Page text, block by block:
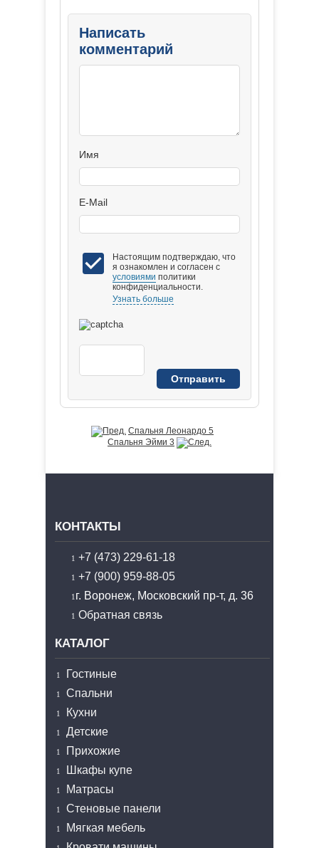
Написать
комментарий
Имя
E-Mail
Настоящим подтверждаю, что
я ознакомлен и согласен с
условиями политики
конфиденциальности.
Узнать больше
Спальня Леонардо 5
Спальня Эйми 3
КОНТАКТЫ
+7 (473) 229-61-18
+7 (900) 959-88-05
г. Воронеж, Московский пр-т, д. 36
Обратная связь
КАТАЛОГ
Гостиные
Спальни
Кухни
Детские
Прихожие
Шкафы купе
Матрасы
Стеновые панели
Мягкая мебель